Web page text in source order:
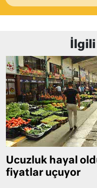
Ucuzluk hayal
fiyatlar uçuyor